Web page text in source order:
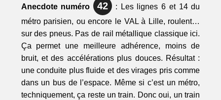
Anecdote numéro 42
: Les lignes 6 et 14 du
métro parisien, ou encore le VAL à Lille, roulent…
sur des pneus. Pas de rail métallique classique ici.
Ça permet une meilleure adhérence, moins de
bruit, et des accélérations plus douces. Résultat :
une conduite plus fluide et des virages pris comme
dans un bus de l’espace. Même si c’est un métro,
techniquement, ça reste un train. Donc oui, un train